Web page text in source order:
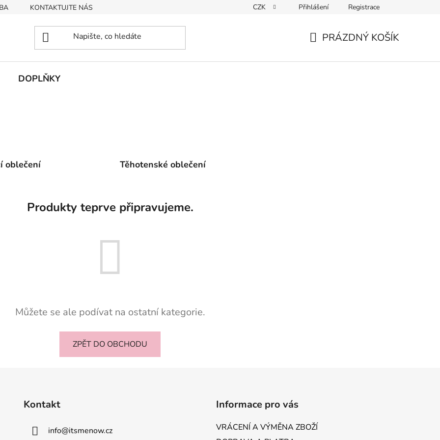
KONTAKTUJTE NÁS Podmínky ochrany osobních údajů
CZK Přihlášení Registrace
PRÁZDNÝ KOŠÍK
DOPLŇKY
oblečení Těhotenské oblečení
Produkty teprve připravujeme.
Můžete se ale podívat na ostatní kategorie.
ZPĚT DO OBCHODU
Kontakt
info@itsmenow.cz
Informace pro vás
VRÁCENÍ A VÝMĚNA ZBOŽÍ